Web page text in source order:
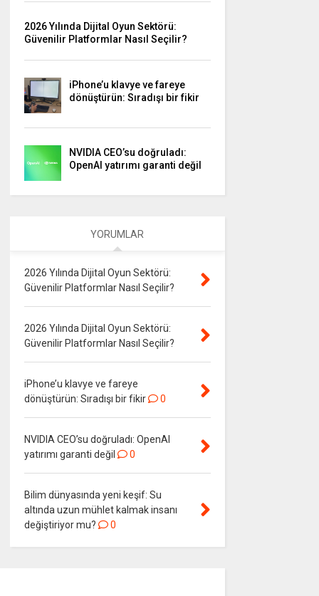
2026 Yılında Dijital Oyun Sektörü:
Güvenilir Platformlar Nasıl Seçilir?
iPhone’u klavye ve fareye
dönüştürün: Sıradışı bir fikir
NVIDIA CEO’su doğruladı:
OpenAI yatırımı garanti değil
YORUMLAR
2026 Yılında Dijital Oyun Sektörü:
Güvenilir Platformlar Nasıl Seçilir?
2026 Yılında Dijital Oyun Sektörü:
Güvenilir Platformlar Nasıl Seçilir?
iPhone’u klavye ve fareye
dönüştürün: Sıradışı bir fikir
0
NVIDIA CEO’su doğruladı: OpenAI
yatırımı garanti değil
0
Bilim dünyasında yeni keşif: Su
altında uzun mühlet kalmak insanı
değiştiriyor mu?
0